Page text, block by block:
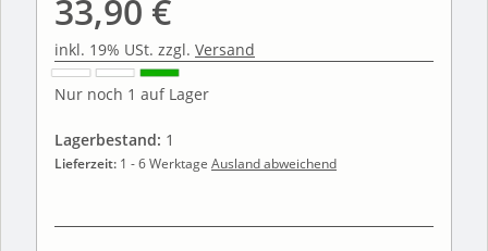
33,90 €
inkl. 19% USt. zzgl. Versand
Nur noch 1 auf Lager
Lagerbestand: 1
Lieferzeit: 1 - 6 Werktage Ausland abweichend